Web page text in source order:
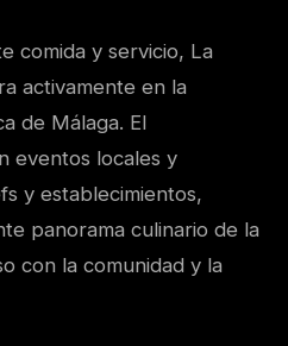
comida y servicio, La
activamente en la
de Málaga. El
eventos locales y
y establecimientos,
panorama culinario de la
con la comunidad y la